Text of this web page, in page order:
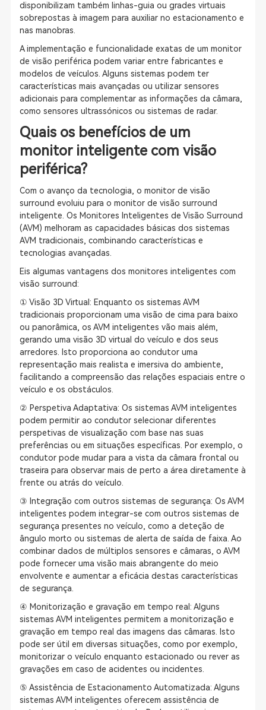
disponibilizam também linhas-guia ou grades virtuais
sobrepostas à imagem para auxiliar no estacionamento e
nas manobras.
A implementação e funcionalidade exatas de um monitor
de visão periférica podem variar entre fabricantes e
modelos de veículos. Alguns sistemas podem ter
características mais avançadas ou utilizar sensores
adicionais para complementar as informações da câmara,
como sensores ultrassónicos ou sistemas de radar.
Quais os benefícios de um
monitor inteligente com visão
periférica?
Com o avanço da tecnologia, o monitor de visão
surround evoluiu para o monitor de visão surround
inteligente. Os Monitores Inteligentes de Visão Surround
(AVM) melhoram as capacidades básicas dos sistemas
AVM tradicionais, combinando características e
tecnologias avançadas.
Eis algumas vantagens dos monitores inteligentes com
visão surround:
① Visão 3D Virtual: Enquanto os sistemas AVM
tradicionais proporcionam uma visão de cima para baixo
ou panorâmica, os AVM inteligentes vão mais além,
gerando uma visão 3D virtual do veículo e dos seus
arredores. Isto proporciona ao condutor uma
representação mais realista e imersiva do ambiente,
facilitando a compreensão das relações espaciais entre o
veículo e os obstáculos.
② Perspetiva Adaptativa: Os sistemas AVM inteligentes
podem permitir ao condutor selecionar diferentes
perspetivas de visualização com base nas suas
preferências ou em situações específicas. Por exemplo, o
condutor pode mudar para a vista da câmara frontal ou
traseira para observar mais de perto a área diretamente à
frente ou atrás do veículo.
③ Integração com outros sistemas de segurança: Os AVM
inteligentes podem integrar-se com outros sistemas de
segurança presentes no veículo, como a deteção de
ângulo morto ou sistemas de alerta de saída de faixa. Ao
combinar dados de múltiplos sensores e câmaras, o AVM
pode fornecer uma visão mais abrangente do meio
envolvente e aumentar a eficácia destas características
de segurança.
④ Monitorização e gravação em tempo real: Alguns
sistemas AVM inteligentes permitem a monitorização e
gravação em tempo real das imagens das câmaras. Isto
pode ser útil em diversas situações, como por exemplo,
monitorizar o veículo enquanto estacionado ou rever as
gravações em caso de acidentes ou incidentes.
⑤ Assistência de Estacionamento Automatizada: Alguns
sistemas AVM inteligentes oferecem assistência de